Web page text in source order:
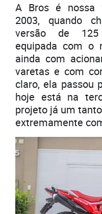
A Bros é nossa
2003, quando
versão de 125
equipada com o
ainda com
varetas e com
claro, ela passou
hoje está na
projeto já um
extremamente